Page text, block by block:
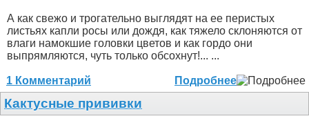
А как свежо и трогательно выглядят на ее перистых
листьях капли росы или дождя, как тяжело склоняются от
влаги намокшие головки цветов и как гордо они
выпрямляются, чуть только обсохнут!... ...
1 Комментарий Подробнее
Кактусные прививки